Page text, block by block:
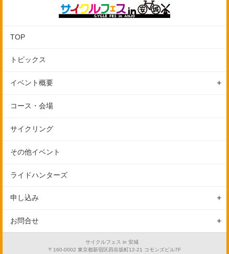
TOP
トピックス
イベント概要
イベント紹介
ギャラリー
アクセス
コース・会場
コース
サイクリング
サイクリング
保険
その他イベント
自転車試乗会
ステージ
ライドハンターズ
申し込み
申し込みの手続き
申し込みの注意事項
お問合せ
サイクルフェス in 安城
〒160-0002 東京都新宿区四谷坂町12-21 コモンズビル7F